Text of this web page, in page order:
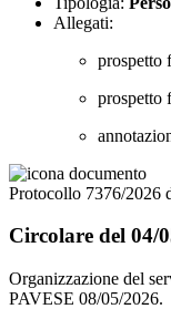
Allegati:
prospetto
prospetto
Protocollo 7376/2026
Circolare del 04/
Organizzazione del
PAVESE 08/05/2026.